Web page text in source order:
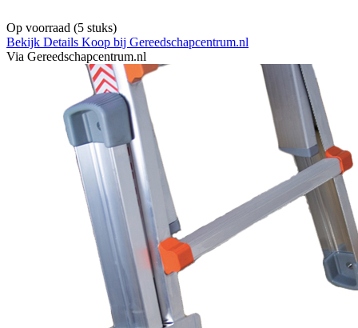
Op voorraad (5 stuks)
Bekijk Details Koop bij Gereedschapcentrum.nl
Via Gereedschapcentrum.nl